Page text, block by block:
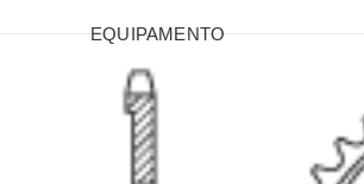
EQUIPAMENTO